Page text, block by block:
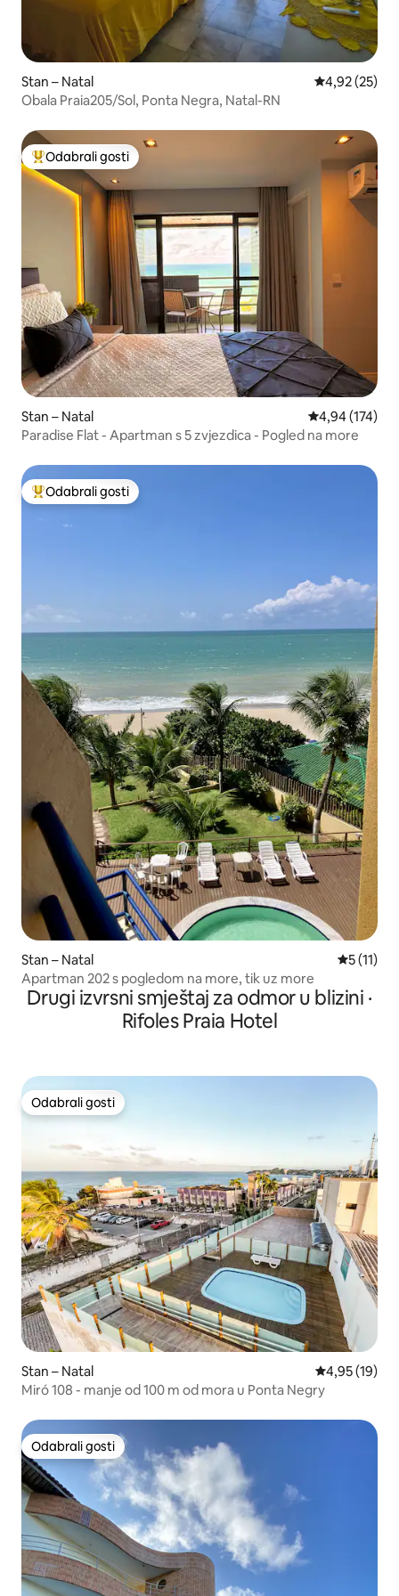
Stan – Natal Prosječna
4,92 (25)
Obala Praia205/Sol, Ponta Negra, Natal-RN
Među najviše rangiranima s oznakom „Odabrali gosti”
Odabrali gosti
Stan – Natal Prosječna
4,94 (174)
Paradise Flat - Apartman s 5 zvjezdica - Pogled na more
Među najviše rangiranima s oznakom „Odabrali gosti”
Odabrali gosti
Stan – Natal
5 (11)
Apartman 202 s pogledom na more, tik uz more
Drugi izvrsni smještaj za odmor u blizini ·
Rifoles Praia Hotel
Odabrali gosti
Odabrali gosti
Stan – Natal Prosječna
4,95 (19)
Miró 108 - manje od 100 m od mora u Ponta Negry
Odabrali gosti
Odabrali gosti